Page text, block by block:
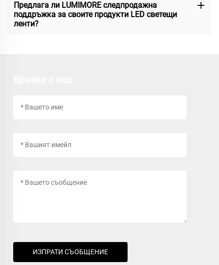
Предлага ли LUMIMORE следпродажна
поддръжка за своите продукти LED светещи
ленти?
ИЗПРАТИ СЪОБЩЕНИЕ